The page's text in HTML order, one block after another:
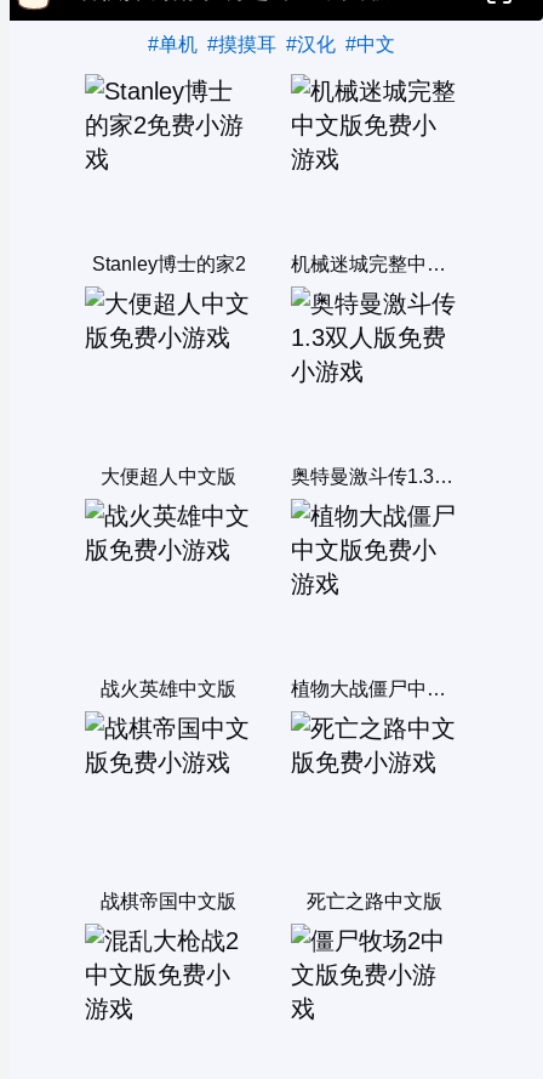
#单机 #摸摸耳 #汉化 #中文
Stanley博士的家2 机械迷城完整中文版
大便超人中文版 奥特曼激斗传1.3双人版
战火英雄中文版 植物大战僵尸中文版
战棋帝国中文版 死亡之路中文版